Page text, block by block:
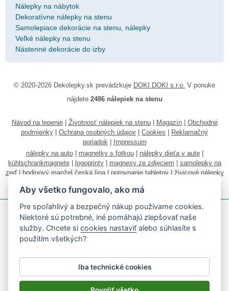
Nálepky na nábytok
Dekoratívne nálepky na stenu
Samolepiace dekorácie na stenu, nálepky
Veľké nálepky na stenu
Nástenné dekorácie do izby
© 2020-2026 Dekolepky.sk prevádzkuje DOKI DOKI s.r.o. V ponuke
nájdete 2486 nálepiek na stenu
Návod na lepenie| Životnosť nálepiek na stenu| Magazín| Obchodné
podmienky
Ochrana osobných údajov Cookies
Reklamačný
poriadok|
Impressum
nálepky na auto| magnetky s fotkou| nálepky dieťa v aute|
kühlschrankmagnete| logoprinty| magnesy ze zdjęciem
samolepky na
zeď| hodinový manžel česká lípa| porovnanie tabletov| živicové nálepky
Podľa zákona o evidencii tržieb je predávajúci povinný vystaviť
Aby všetko fungovalo, ako má
Pre spoľahlivý a bezpečný nákup používame cookies.
Niektoré sú potrebné, iné pomáhajú zlepšovať naše
služby. Chcete sicookies nastaviť alebo súhlasíte s
použitím všetkých?
Iba technické cookies